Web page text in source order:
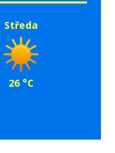
Středa
26 °C